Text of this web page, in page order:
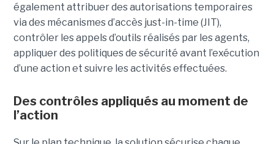
également attribuer des autorisations temporaires
via des mécanismes d’accès just-in-time (JIT),
contrôler les appels d’outils réalisés par les agents,
appliquer des politiques de sécurité avant l’exécution
d’une action et suivre les activités effectuées.
Des contrôles appliqués au moment de
l’action